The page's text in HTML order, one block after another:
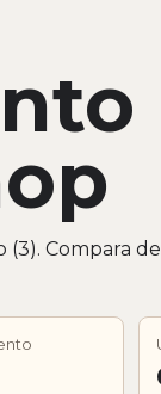
Compara